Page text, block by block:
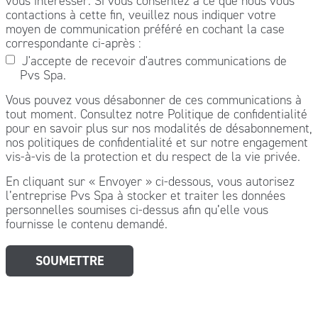
contactions à cette fin, veuillez nous indiquer votre
moyen de communication préféré en cochant la case
correspondante ci-après :
J'accepte de recevoir d'autres communications de
Pvs Spa.
Vous pouvez vous désabonner de ces communications à
tout moment. Consultez notre Politique de confidentialité
pour en savoir plus sur nos modalités de désabonnement,
nos politiques de confidentialité et sur notre engagement
vis-à-vis de la protection et du respect de la vie privée.
En cliquant sur « Envoyer » ci-dessous, vous autorisez
l’entreprise Pvs Spa à stocker et traiter les données
personnelles soumises ci-dessus afin qu’elle vous
fournisse le contenu demandé.